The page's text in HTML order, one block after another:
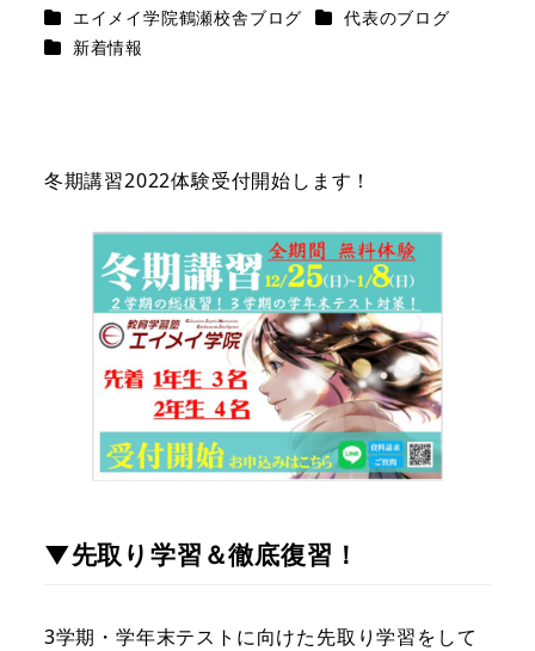
カテゴリー
エイメイ学院鶴瀬校舎ブログ カテゴリー
代表のブログ
カテゴリー
新着情報
冬期講習2022体験受付開始します！
▼先取り学習＆徹底復習！
3学期・学年末テストに向けた先取り学習をして